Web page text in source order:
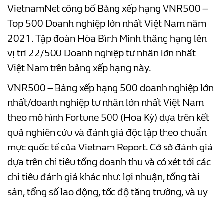
VietnamNet công bố Bảng xếp hạng VNR500 –
Top 500 Doanh nghiệp lớn nhất Việt Nam năm
2021. Tập đoàn Hòa Bình Minh thăng hạng lên
vị trí 22/500 Doanh nghiệp tư nhân lớn nhất
Việt Nam trên bảng xếp hạng này.
VNR500 – Bảng xếp hạng 500 doanh nghiệp lớn
nhất/doanh nghiệp tư nhân lớn nhất Việt Nam
theo mô hình Fortune 500 (Hoa Kỳ) dựa trên kết
quả nghiên cứu và đánh giá độc lập theo chuẩn
mực quốc tế của Vietnam Report. Cở sở đánh giá
dựa trên chỉ tiêu tổng doanh thu và có xét tới các
chỉ tiêu đánh giá khác như: lợi nhuận, tổng tài
sản, tổng số lao động, tốc độ tăng trưởng, và uy